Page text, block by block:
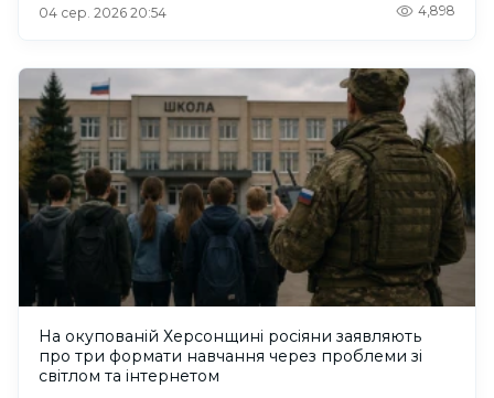
04 сер. 2026 20:54 4,898
На окупованій Херсонщині росіяни заявляють
про три формати навчання через проблеми зі
світлом та інтернетом